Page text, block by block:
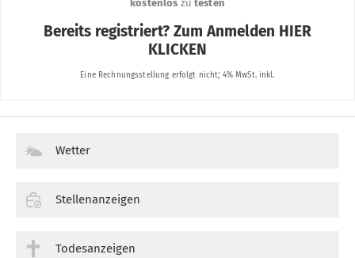
Wetter
Stellenanzeigen
Todesanzeigen